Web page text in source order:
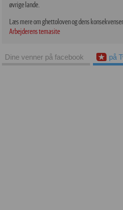
øvrige lande.
Læs mere om ghettoloven og dens
Arbejderens temasite
på
Dine venner på facebook